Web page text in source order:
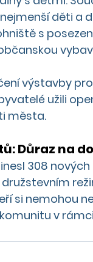
děti a
s
výstavby
užili
města.
Důraz na
308
družstevním
si nemohou
v